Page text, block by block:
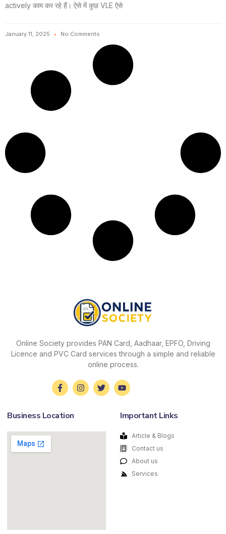
actively काम कर रहे हैं। ऐसे में कुछ VLE ऐसे
January 11, 2025 No Comments
Online Society provides PAN Card, Aadhaar, EPFO, Driving
Licence and PVC Card services through a simple and reliable
online process.
Business Location Important Links
Article & Blogs
Contact us
About us
Services